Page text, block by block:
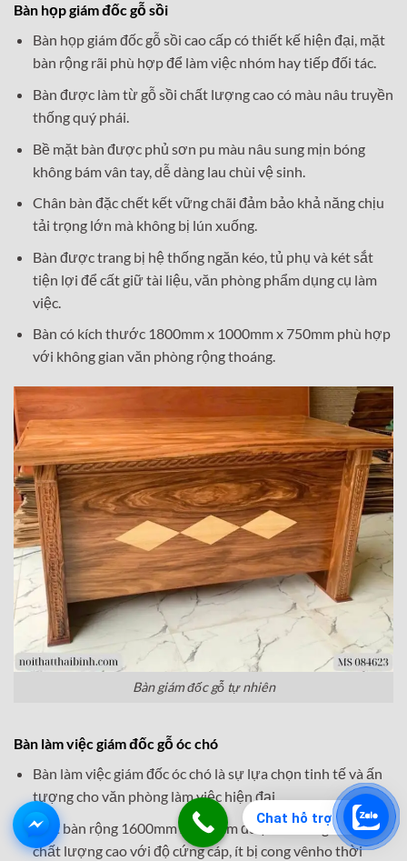
Bàn họp giám đốc gỗ sồi
Bàn họp giám đốc gỗ sồi cao cấp có thiết kế hiện đại, mặt
bàn rộng rãi phù hợp để làm việc nhóm hay tiếp đối tác.
Bàn được làm từ gỗ sồi chất lượng cao có màu nâu truyền
thống quý phái.
Bề mặt bàn được phủ sơn pu màu nâu sung mịn bóng
không bám vân tay, dễ dàng lau chùi vệ sinh.
Chân bàn đặc chết kết vững chãi đảm bảo khả năng chịu
tải trọng lớn mà không bị lún xuống.
Bàn được trang bị hệ thống ngăn kéo, tủ phụ và két sắt
tiện lợi để cất giữ tài liệu, văn phòng phẩm dụng cụ làm
việc.
Bàn có kích thước 1800mm x 1000mm x 750mm phù hợp
với không gian văn phòng rộng thoáng.
Bàn giám đốc gỗ tự nhiên
Bàn làm việc giám đốc gỗ óc chó
Bàn làm việc giám đốc óc chó là sự lựa chọn tinh tế và ấn
tượng cho văn phòng làm việc hiện đại.
Mặt bàn rộng 1600mm x 850mm được làm từ gỗ óc chó
chất lượng cao với độ cứng cáp, ít bị cong vênho thời
Chat hỗ trợ